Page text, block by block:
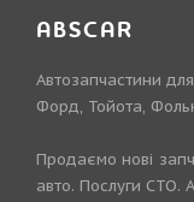
ABSCAR
Автозапчастини
Форд, Тойота,
Продаємо нові
авто. Послуги СТО.